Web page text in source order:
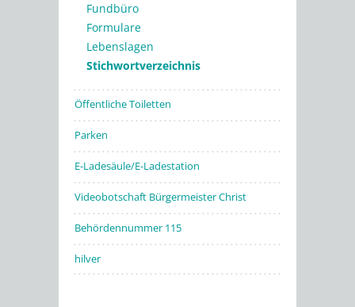
Fundbüro
Formulare
Lebenslagen
Stichwortverzeichnis
Öffentliche Toiletten
Parken
E-Ladesäule/E-Ladestation
Videobotschaft Bürgermeister Christ
Behördennummer 115
hilver